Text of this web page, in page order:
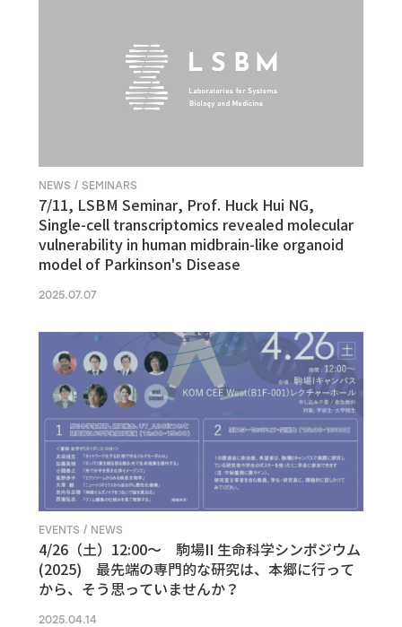
NEWS / SEMINARS
7/11, LSBM Seminar, Prof. Huck Hui NG,
Single-cell transcriptomics revealed molecular
vulnerability in human midbrain-like organoid
model of Parkinson's Disease
2025.07.07
EVENTS / NEWS
4/26（土）12:00〜 駒場II 生命科学シンポジウム
(2025) 最先端の専門的な研究は、本郷に行って
から、そう思っていませんか？
2025.04.14